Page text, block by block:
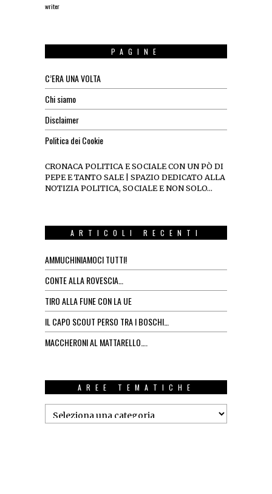
writer
PAGINE
C’ERA UNA VOLTA
Chi siamo
Disclaimer
Politica dei Cookie
CRONACA POLITICA E SOCIALE CON UN PÒ DI
PEPE E TANTO SALE | SPAZIO DEDICATO ALLA
NOTIZIA POLITICA, SOCIALE E NON SOLO…
ARTICOLI RECENTI
AMMUCHINIAMOCI TUTTI!
CONTE ALLA ROVESCIA…
TIRO ALLA FUNE CON LA UE
IL CAPO SCOUT PERSO TRA I BOSCHI…
MACCHERONI AL MATTARELLO….
AREE TEMATICHE